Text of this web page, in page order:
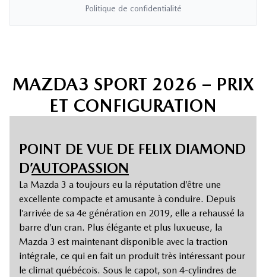
Politique de confidentialité
MAZDA3 SPORT 2026 – PRIX
ET CONFIGURATION
POINT DE VUE DE FELIX DIAMOND
D’AUTOPASSION
La Mazda 3 a toujours eu la réputation d’être une
excellente compacte et amusante à conduire. Depuis
l’arrivée de sa 4e génération en 2019, elle a rehaussé la
barre d’un cran. Plus élégante et plus luxueuse, la
Mazda 3 est maintenant disponible avec la traction
intégrale, ce qui en fait un produit très intéressant pour
le climat québécois. Sous le capot, son 4-cylindres de